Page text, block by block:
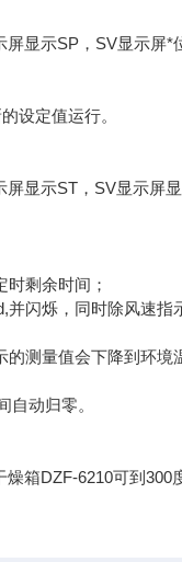
显示SP，SV显示屏*
设定值运行。
显示ST，SV显示屏显
剩余时间；
闪烁，同时除风速指
测量值会下降到环境
动归零。